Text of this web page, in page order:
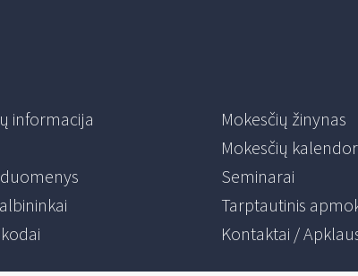
informacija
Mokesčių žinynas
Mokesčių
Seminarai
Tarptautinis
Kontaktai /